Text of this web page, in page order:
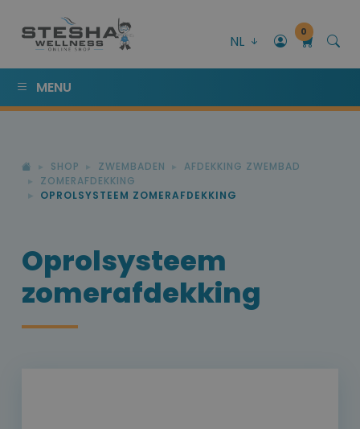
NL
0
MENU
SHOP ZWEMBADEN
AFDEKKING ZWEMBAD
ZOMERAFDEKKING
OPROLSYSTEEM ZOMERAFDEKKING
Oprolsysteem
zomerafdekking